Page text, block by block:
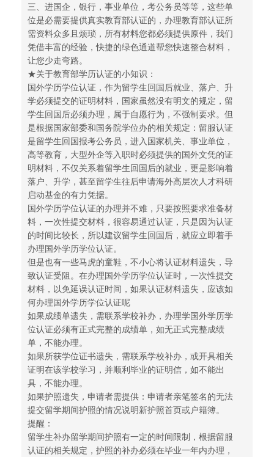
三、进国企，银行，事业单位，考公务员等等，这些单
位是必需要提供真实教育部认证的，办理教育部认证所
需资料众多且烦琐，所有材料您都必须提供原件，我们
凭借丰富的经验，快捷的绿色通道帮您快速整合材料，
让您少走弯路。
★关于教育部学历认证的小知识：
国外学历学位认证，作为留学生回国后就业、落户、升
学必须提交的证明材料，国家虽然没有明文的规定，留
学生回国后必须办理，属于自愿行为，不强制要求。但
是根据国家部委和国务院学位办的相关规定：留服认证
是留学生回国报考公务员，进入国家机关、事业单位，
高等教育，大型外企等入职时必须提供的国外文凭的证
明材料，不仅关系着留学生回国后的就业，更是影响着
落户、升学，甚至留学生往后申请海外高层次人才科研
启动基金的有力凭据。
国外学历学位认证的办理并不难，只要按照要求准备材
料，一次性提交材料，很容易通过认证，只是因为认证
的时间比较长，所以建议留学生回国后，就应立即着手
办理国外学历学位认证。
但是也有一些马虎的童鞋，不小心将认证材料遗失，导
致认证受阻。在办理国外学历学位认证时，一次性提交
材料，以免延误认证时间，如果认证材料遗失，应该如
何办理国外学历学位认证呢
如果成绩单遗失，需联系学校补办，办理学国外学历学
位认证必须有正式完整的成绩单，如无正式完整成绩
单，不能办理。
如果所获学位证书遗失，需联系学校补办，或开具相关
证明在该学校学习，并顺利毕业的证明信，如不能出
具，不能办理。
如果护照遗失，申请者需提供：申请者亲笔签名的无法
提交留学期间护照的情况说明新护照首页或户籍簿。
提醒：
留学生补办留学期间护照有一定的时间限制，根据留服
认证的相关规定，护照的补办必须在毕业一年内办理，